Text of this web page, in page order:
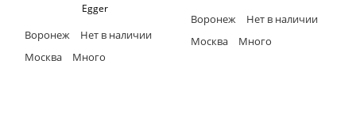
Egger
Воронеж
Нет в наличии
Москва
Много
Воронеж
Нет в наличии
Москва
Много